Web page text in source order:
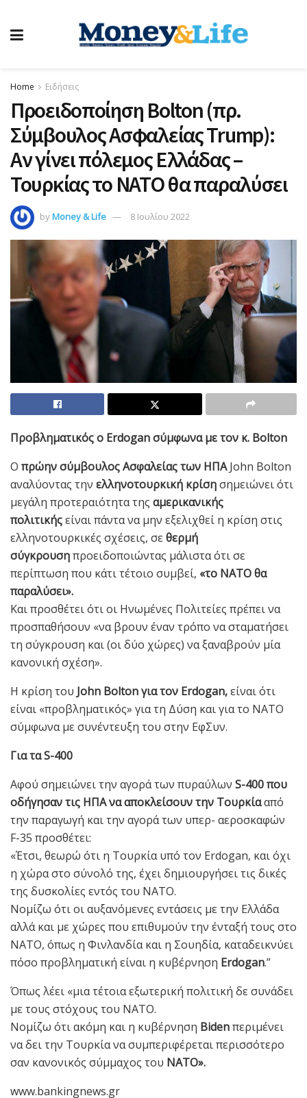
Home Ειδήσεις
Προειδοποίηση Bolton (πρ.
Σύμβουλος Ασφαλείας Trump):
Αν γίνει πόλεμος Ελλάδας –
Τουρκίας το ΝΑΤΟ θα παραλύσει
byMoney & Life 8 Ιουλίου 2022
Προβληματικός ο Erdogan σύμφωνα με τον κ. Bolton
O πρώην σύμβουλος Ασφαλείας των ΗΠΑJohn Bolton
αναλύoντας την ελληνοτουρκική κρίσησημειώνει ότι
μεγάλη προτεραιότητα της αμερικανικής
πολιτικήςείναι πάντα να μην εξελιχθεί η κρίση στις
ελληνοτουρκικές σχέσεις, σεθερμή
σύγκρουσηπροειδοποιώντας μάλιστα ότι σε
περίπτωση που κάτι τέτοιο συμβεί, «το ΝΑΤΟ θα
παραλύσει».
Και προσθέτει ότι οι Ηνωμένες Πολιτείες πρέπει να
προσπαθήσουν «να βρουν έναν τρόπο να σταματήσει
τη σύγκρουση και (οι δύο χώρες) να ξαναβρούν μία
κανονική σχέση».
Η κρίση του John Bolton για τον Erdogan,είναι ότι
είναι «προβληματικός» για τη Δύση και για το ΝΑΤΟ
σύμφωνα με συνέντευξη του στην ΕφΣυν.
Για τα S-400
Αφού σημειώνει την αγορά των πυραύλων S-400 που
οδήγησαν τις ΗΠΑ να αποκλείσουν την Τουρκίααπό
την παραγωγή και την αγορά των υπερ- αεροσκαφών
F-35 προσθέτει:
«Έτσι, θεωρώ ότι η Τουρκία υπό τον Erdogan, και όχι
η χώρα στο σύνολό της, έχει δημιουργήσει τις δικές
της δυσκολίες εντός του ΝΑΤΟ.
Νομίζω ότι οι αυξανόμενες εντάσεις με την Ελλάδα
αλλά και με χώρες που επιθυμούν την ένταξή τους στο
ΝΑΤΟ, όπως η Φινλανδία και η Σουηδία, καταδεικνύει
πόσο προβληματική είναι η κυβέρνηση Erdogan.”
Όπως λέει «μια τέτοια εξωτερική πολιτική δε συνάδει
με τους στόχους του ΝΑΤΟ.
Νομίζω ότι ακόμη και η κυβέρνηση Bidenπεριμένει
να δει την Τουρκία να συμπεριφέρεται περισσότερο
σαν κανονικός σύμμαχος του ΝΑΤΟ».
www.bankingnews.gr